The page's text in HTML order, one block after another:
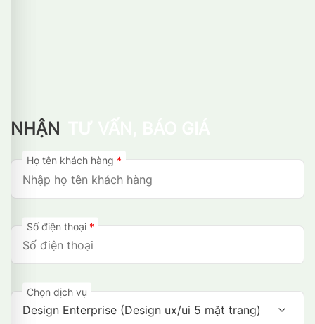
NHẬN
Họ tên khách hàng *
Số điện thoại *
Chọn dịch vụ